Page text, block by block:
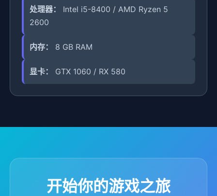
处理器：
Intel i5-8400 / AMD Ryzen 5
2600
内存： 8 GB RAM
显卡： GTX 1060 / RX 580
开始你的游戏之旅